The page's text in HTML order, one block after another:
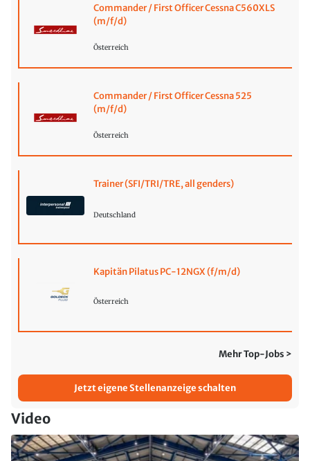
Commander / First Officer Cessna C560XLS
(m/f/d)
Österreich
Commander / First Officer Cessna 525
(m/f/d)
Österreich
Trainer (SFI/TRI/TRE, all genders)
Deutschland
Kapitän Pilatus PC-12NGX (f/m/d)
Österreich
Mehr Top-Jobs >
Jetzt eigene Stellenanzeige schalten
Video